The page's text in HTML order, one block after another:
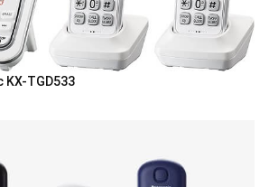
KX-TGD533